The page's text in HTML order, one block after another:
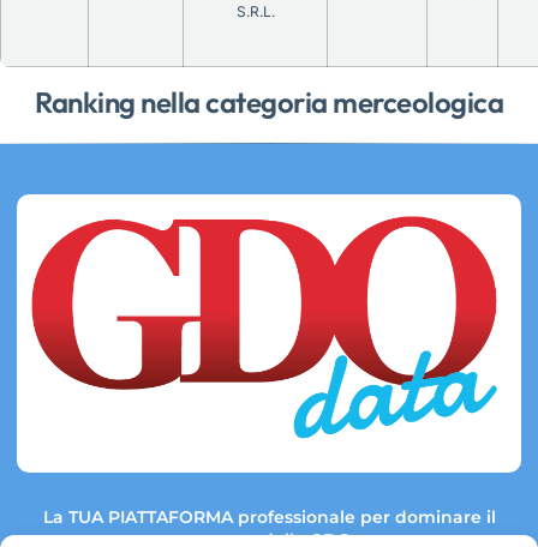
Ranking nella categoria merceologica
S.R.L.
La TUA PIATTAFORMA professionale per dominare il
mercato della GDO.